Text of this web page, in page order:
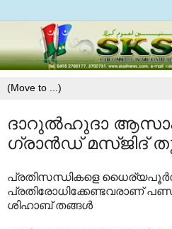
ദാറുല്‍ഹുദാ ആസാം
ഗ്രാന്‍ഡ് മസ്ജിദ്
പ്രതിസന്ധികളെ
പ്രതിരോധിക്കേണ്ടവരാണ്
ശിഹാബ് തങ്ങള്‍